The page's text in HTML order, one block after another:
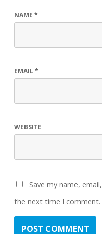
NAME *
EMAIL*
WEBSITE
Save my name,
the next time I comment.